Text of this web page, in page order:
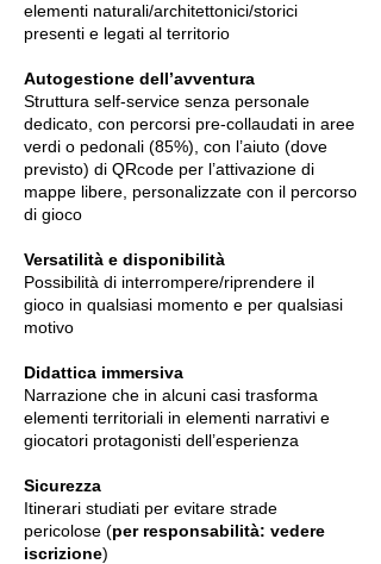
elementi naturali/architettonici/storici
presenti e legati al territorio
Autogestione dell’avventura
Struttura self-service senza personale
dedicato, con percorsi pre-collaudati in aree
verdi o pedonali (85%), con l’aiuto (dove
previsto) di QRcode per l’attivazione di
mappe libere, personalizzate con il percorso
di gioco
Versatilità e disponibilità
Possibilità di interrompere/riprendere il
gioco in qualsiasi momento e per qualsiasi
motivo
Didattica immersiva
Narrazione che in alcuni casi trasforma
elementi territoriali in elementi narrativi e
giocatori protagonisti dell’esperienza
Sicurezza
Itinerari studiati per evitare strade
pericolose (per responsabilità: vedere
iscrizione)